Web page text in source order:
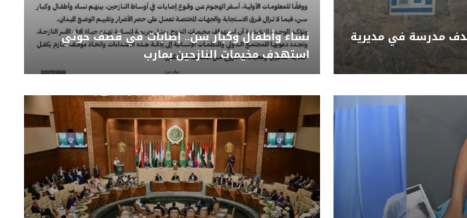
مدرسة في مديرية
نساء وأطفال وكبار سن.. إصابات في قصف حوثي
استهدف مخيمات النازحين بمارب